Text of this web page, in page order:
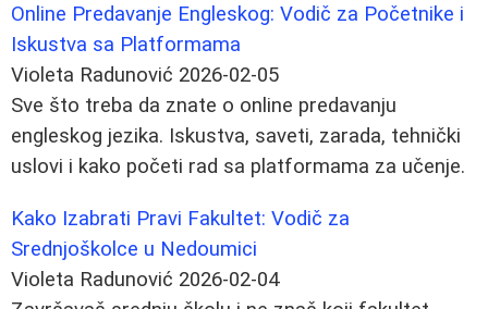
Online Predavanje Engleskog: Vodič za Početnike i
Iskustva sa Platformama
Violeta Radunović 2026-02-05
Sve što treba da znate o online predavanju
engleskog jezika. Iskustva, saveti, zarada, tehnički
uslovi i kako početi rad sa platformama za učenje.
Kako Izabrati Pravi Fakultet: Vodič za
Srednjoškolce u Nedoumici
Violeta Radunović 2026-02-04